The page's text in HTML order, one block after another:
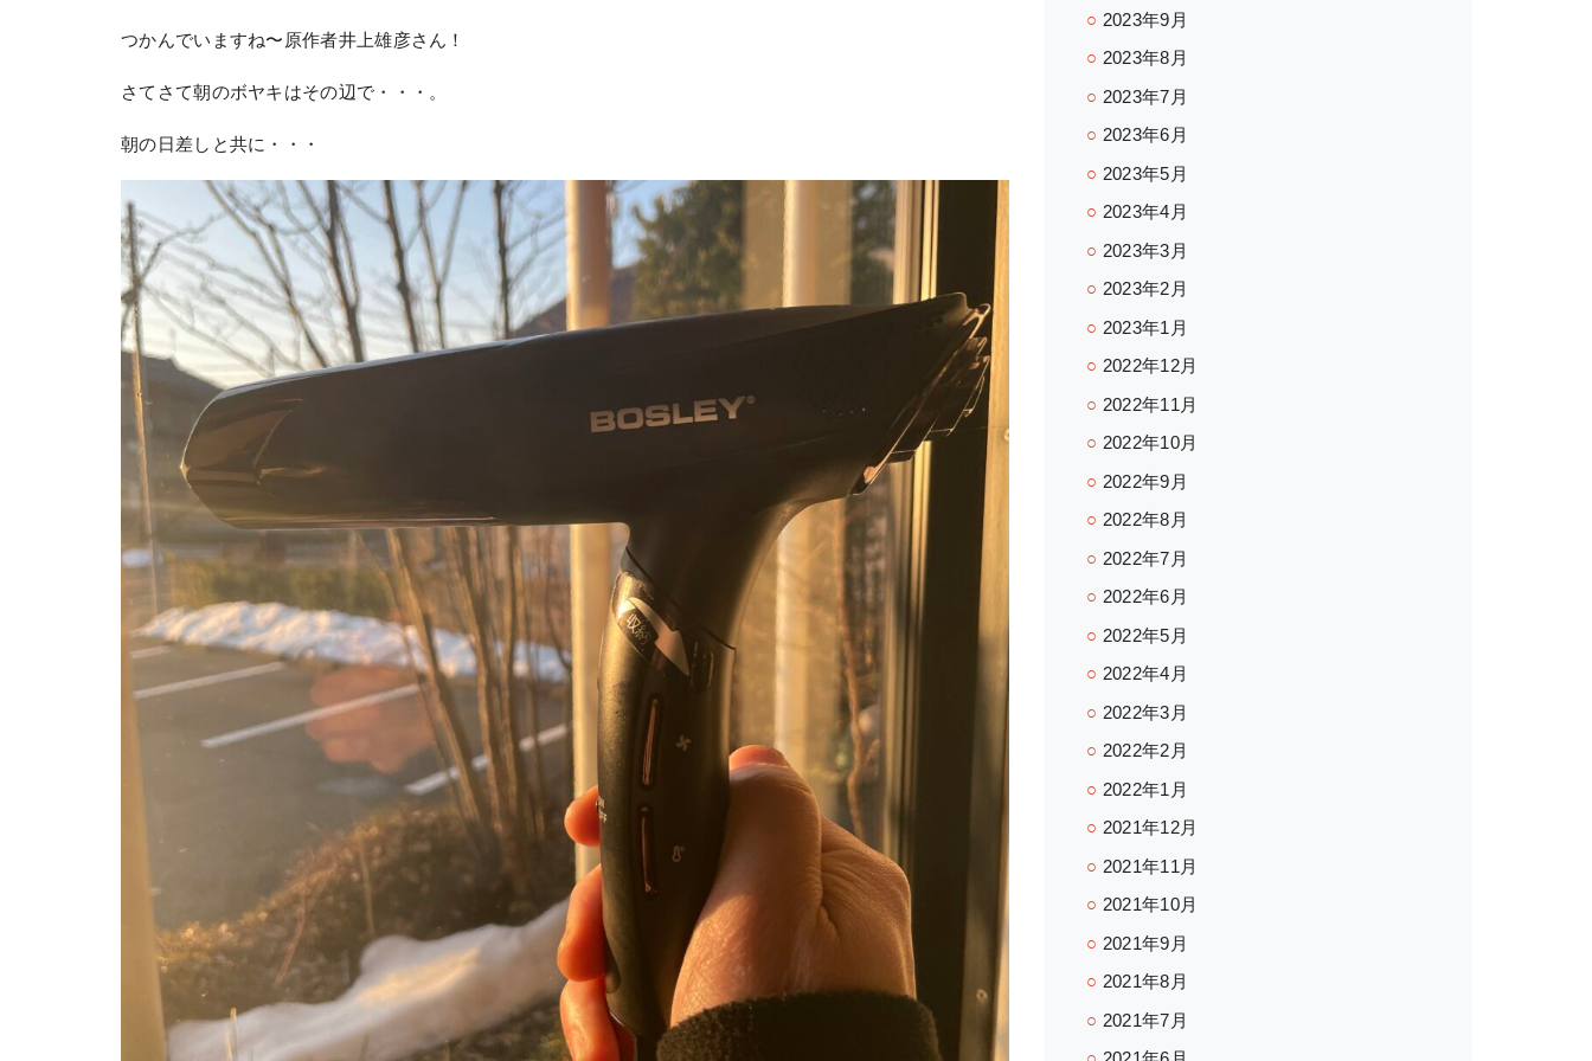
つかんでいますね〜原作者井上雄彦さん！
さてさて朝のボヤキはその辺で・・・。
朝の日差しと共に・・・
2023年9月
2023年8月
2023年7月
2023年6月
2023年5月
2023年4月
2023年3月
2023年2月
2023年1月
2022年12月
2022年11月
2022年10月
2022年9月
2022年8月
2022年7月
2022年6月
2022年5月
2022年4月
2022年3月
2022年2月
2022年1月
2021年12月
2021年11月
2021年10月
2021年9月
2021年8月
2021年7月